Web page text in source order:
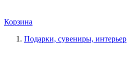
Корзина
Подарки, сувениры, интерьер